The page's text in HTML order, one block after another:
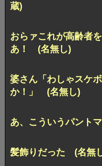
蔵)
おらァこれが高齢者
あ！ (名無し)
婆さん「わしゃスケ
か！」 (名無し)
あ、こういうパント
髪飾りだった (名無